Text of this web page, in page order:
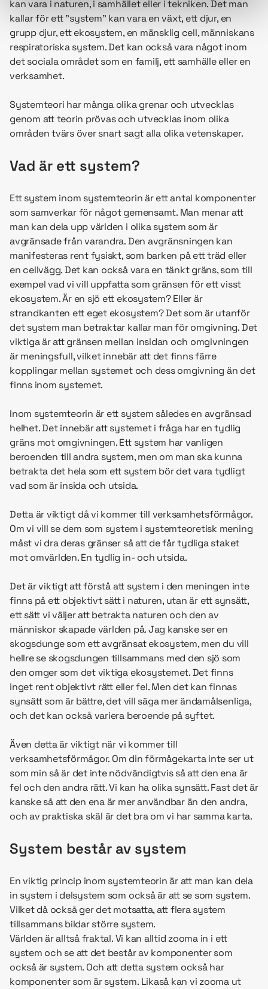
kan vara i naturen, i samhället eller i tekniken. Det man
kallar för ett ”system” kan vara en växt, ett djur, en
grupp djur, ett ekosystem, en mänsklig cell, människans
respiratoriska system. Det kan också vara något inom
det sociala området som en familj, ett samhälle eller en
verksamhet.
Systemteori har många olika grenar och utvecklas
genom att teorin prövas och utvecklas inom olika
områden tvärs över snart sagt alla olika vetenskaper.
Vad är ett system?
Ett system inom systemteorin är ett antal komponenter
som samverkar för något gemensamt. Man menar att
man kan dela upp världen i olika system som är
avgränsade från varandra. Den avgränsningen kan
manifesteras rent fysiskt, som barken på ett träd eller
en cellvägg. Det kan också vara en tänkt gräns, som till
exempel vad vi vill uppfatta som gränsen för ett visst
ekosystem. Är en sjö ett ekosystem? Eller är
strandkanten ett eget ekosystem? Det som är utanför
det system man betraktar kallar man för omgivning. Det
viktiga är att gränsen mellan insidan och omgivningen
är meningsfull, vilket innebär att det finns färre
kopplingar mellan systemet och dess omgivning än det
finns inom systemet.
Inom systemteorin är ett system således en avgränsad
helhet. Det innebär att systemet i fråga har en tydlig
gräns mot omgivningen. Ett system har vanligen
beroenden till andra system, men om man ska kunna
betrakta det hela som ett system bör det vara tydligt
vad som är insida och utsida.
Detta är viktigt då vi kommer till verksamhetsförmågor.
Om vi vill se dem som system i systemteoretisk mening
måst vi dra deras gränser så att de får tydliga staket
mot omvärlden. En tydlig in- och utsida.
Det är viktigt att förstå att system i den meningen inte
finns på ett objektivt sätt i naturen, utan är ett synsätt,
ett sätt vi väljer att betrakta naturen och den av
människor skapade världen på. Jag kanske ser en
skogsdunge som ett avgränsat ekosystem, men du vill
hellre se skogsdungen tillsammans med den sjö som
den omger som det viktiga ekosystemet. Det finns
inget rent objektivt rätt eller fel. Men det kan finnas
synsätt som är bättre, det vill säga mer ändamålsenliga,
och det kan också variera beroende på syftet.
Även detta är viktigt när vi kommer till
verksamhetsförmågor. Om din förmågekarta inte ser ut
som min så är det inte nödvändigtvis så att den ena är
fel och den andra rätt. Vi kan ha olika synsätt. Fast det är
kanske så att den ena är mer användbar än den andra,
och av praktiska skäl är det bra om vi har samma karta.
System består av system
En viktig princip inom systemteorin är att man kan dela
in system i delsystem som också är att se som system.
Vilket då också ger det motsatta, att flera system
tillsammans bildar större system.
Världen är alltså fraktal. Vi kan alltid zooma in i ett
system och se att det består av komponenter som
också är system. Och att detta system också har
komponenter som är system. Likaså kan vi zooma ut